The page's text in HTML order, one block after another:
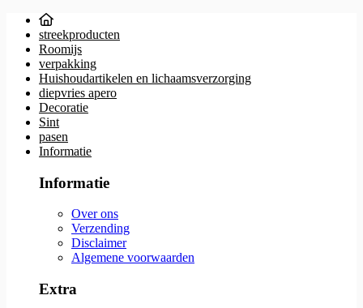
streekproducten
Roomijs
verpakking
Huishoudartikelen en lichaamsverzorging
diepvries apero
Decoratie
Sint
pasen
Informatie
Informatie
Over ons
Verzending
Disclaimer
Algemene voorwaarden
Extra